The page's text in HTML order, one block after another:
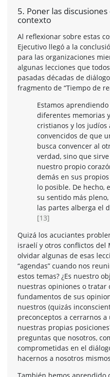
5. Poner las
contexto
Al reflexionar sobre estas
Ejecutivo llegó a la
para las organizaciones
algunas lecciones que
pasadas décadas de
fragmento de “Tiempo de
Estamos
diferentes memorias
cristianos y los judíos
convencidos de que
busca convencer al
verdad, sino que
nuestro propio
demás en sus
lo posible. De hecho,
su sentido más
las partes alberga el
[13]
Quizá los acuciantes
israelí y otros conflictos del
olvidar algunas de esas
“agendas” cuando nos
estos temas? ¿Es nuestro
nuestras opiniones o tratar
fundamentos de sus
nuestros (quizás
preconceptos a cerrarnos
nuestras propias
preguntas que nosotros,
comprometidas en el
hacernos a nosotros